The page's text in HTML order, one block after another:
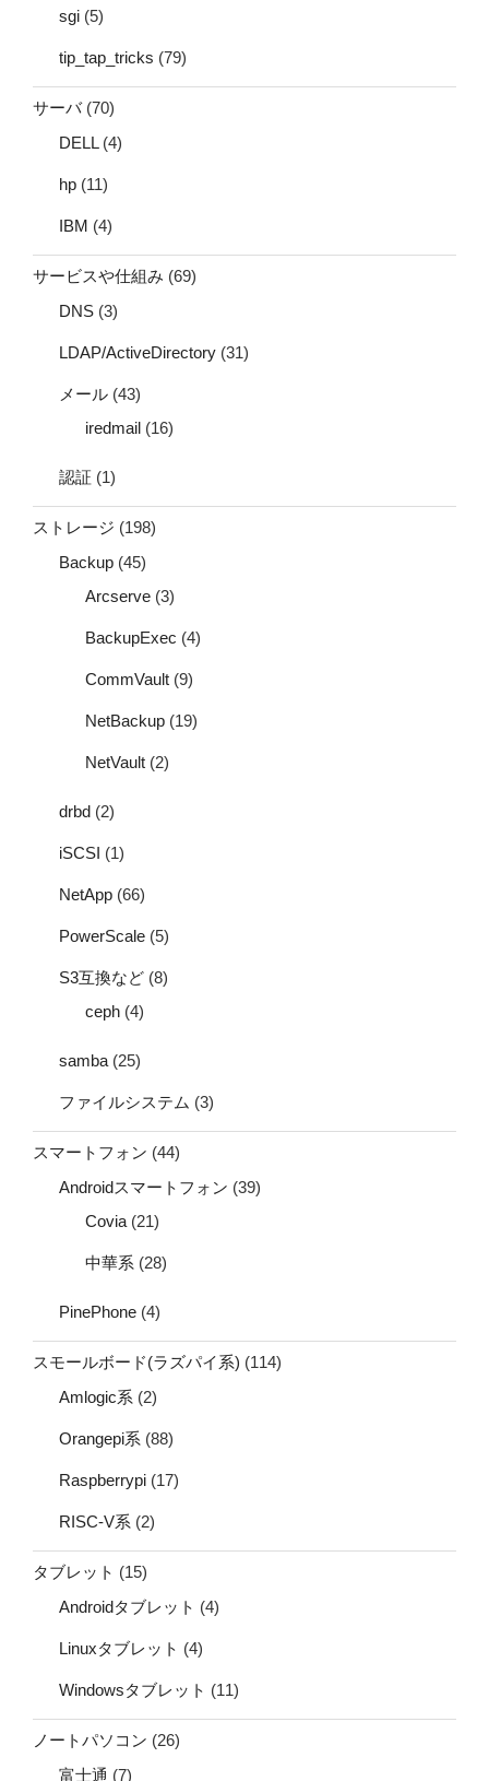
sgi (5)
tip_tap_tricks (79)
サーバ(70)
DELL(4)
hp (11)
IBM (4)
サービスや仕組み (69)
DNS (3)
LDAP/ActiveDirectory (31)
メール (43)
iredmail (16)
認証 (1)
ストレージ (198)
Backup (45)
Arcserve (3)
BackupExec (4)
CommVault (9)
NetBackup (19)
NetVault (2)
drbd (2)
iSCSI (1)
NetApp (66)
PowerScale (5)
S3互換など (8)
ceph (4)
samba (25)
ファイルシステム (3)
スマートフォン (44)
Androidスマートフォン (39)
Covia(21)
中華系 (28)
PinePhone (4)
スモールボード(ラズパイ系) (114)
Amlogic系 (2)
Orangepi系 (88)
Raspberrypi (17)
RISC-V系 (2)
タブレット (15)
Androidタブレット (4)
Linuxタブレット (4)
Windowsタブレット (11)
ノートパソコン (26)
富士通 (7)